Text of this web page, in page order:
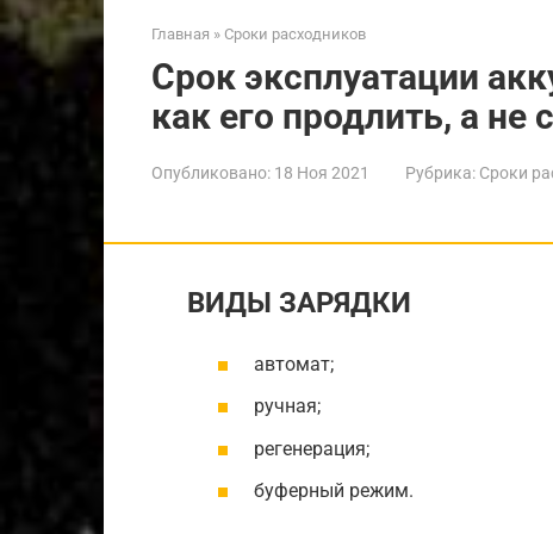
Главная » Сроки расходников
Срок эксплуатации
как его продлить, а не
Опубликовано: 18 Ноя 2021 Рубрика: Сроки
ВИДЫ ЗАРЯДКИ
автомат;
ручная;
регенерация;
буферный режим.